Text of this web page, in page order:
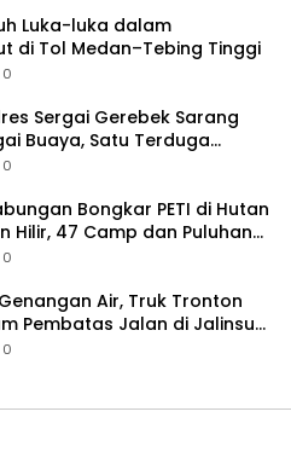
Luka-luka dalam
di Tol Medan–Tebing Tinggi
0
Sergai Gerebek Sarang
Buaya, Satu Terduga
0
Bongkar PETI di Hutan
Hilir, 47 Camp dan Puluhan
0
Air, Truk Tronton
Pembatas Jalan di Jalinsum
0